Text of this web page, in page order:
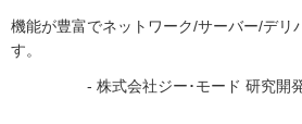
機能が豊富でネットワーク/サーバー/デリ
す。
- 株式会社ジー･モード 研究開